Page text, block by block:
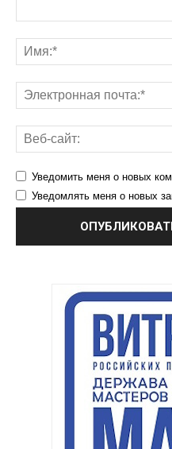
Уведомить меня о новых
Уведомлять меня о новых